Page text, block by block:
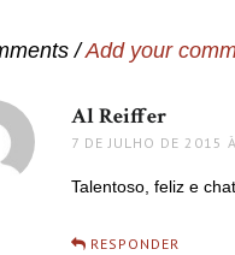
/Add your
Al Reiffer
7 DE JULHO DE 2015
Talentoso, feliz e
RESPONDER